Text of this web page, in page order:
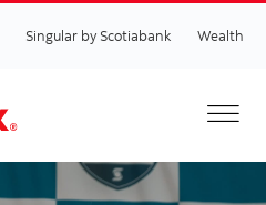
Singular by Scotiabank Wealth